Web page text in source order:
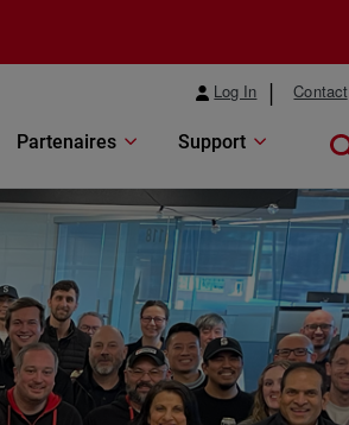
Log In Contact
Partenaires Support